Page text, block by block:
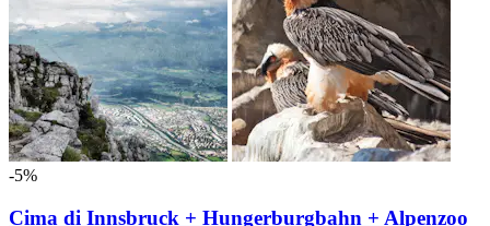
-5%
Cima di Innsbruck + Hungerburgbahn + Alpenzoo